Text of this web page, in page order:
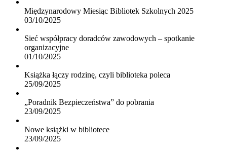
Międzynarodowy Miesiąc Bibliotek Szkolnych 2025
03/10/2025
Sieć współpracy doradców zawodowych – spotkanie
organizacyjne
01/10/2025
Książka łączy rodzinę, czyli biblioteka poleca
25/09/2025
„Poradnik Bezpieczeństwa” do pobrania
23/09/2025
Nowe książki w bibliotece
23/09/2025